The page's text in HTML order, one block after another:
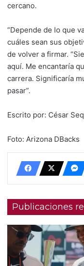
cercano.
“Depende de lo que
cuáles sean sus
de volver a firmar.
aquí. Me encantaría
carrera. Significaría
pasar”.
Escrito por: César
Foto: Arizona DBacks
Publicaciones